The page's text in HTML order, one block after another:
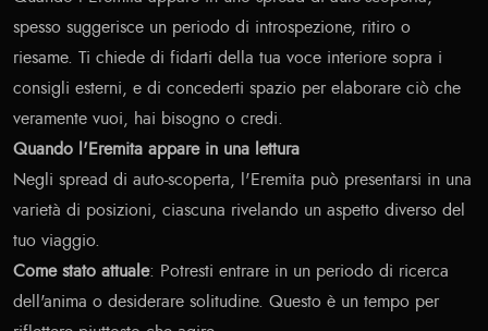
spesso suggerisce un periodo di introspezione, ritiro o
riesame. Ti chiede di fidarti della tua voce interiore sopra i
consigli esterni, e di concederti spazio per elaborare ciò che
veramente vuoi, hai bisogno o credi.
Quando l'Eremita appare in una lettura
Negli spread di auto-scoperta, l'Eremita può presentarsi in una
varietà di posizioni, ciascuna rivelando un aspetto diverso del
tuo viaggio.
Come stato attuale: Potresti entrare in un periodo di ricerca
dell'anima o desiderare solitudine. Questo è un tempo per